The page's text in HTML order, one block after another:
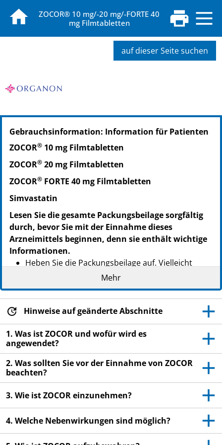
ZOCOR® 10 mg/-20 mg/-FORTE 40
mg Filmtabletten
auf dieser Seite suchen
PZN: 00990468
PPN: 110099046831
Gebrauchsinformation: Information für Patienten
ZOCOR® 10 mg Filmtabletten
ZOCOR® 20 mg Filmtabletten
ZOCOR® FORTE 40 mg Filmtabletten
Simvastatin
Lesen Sie die gesamte Packungsbeilage sorgfältig
durch, bevor Sie mit der Einnahme dieses
Arzneimittels beginnen, denn sie enthält wichtige
Informationen.
Heben Sie die Packungsbeilage auf. Vielleicht
möchten Sie diese später nochmals lesen.
Wenn Sie weitere Fragen haben, wenden Sie sich
verschrieben. Geben Sie es nicht an Dritte weiter.
Es kann anderen Menschen schaden, auch wenn
diese die gleichen Beschwerden haben wie Sie.
Wenn Sie Nebenwirkungen bemerken, wenden Sie
sich an Ihren Arzt oder Apotheker. Dies gilt auch
für Nebenwirkungen, die nicht in dieser
Packungsbeilage angegeben sind. Siehe Abschnitt
4.
Mehr
Hinweise auf geänderte Abschnitte
1. Was ist ZOCOR und wofür wird es
angewendet?
2. Was sollten Sie vor der Einnahme von ZOCOR
beachten?
3. Wie ist ZOCOR einzunehmen?
4. Welche Nebenwirkungen sind möglich?